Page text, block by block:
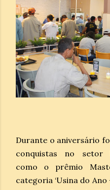
Durante o aniversário
conquistas no setor
como o prêmio
categoria ‘Usina do